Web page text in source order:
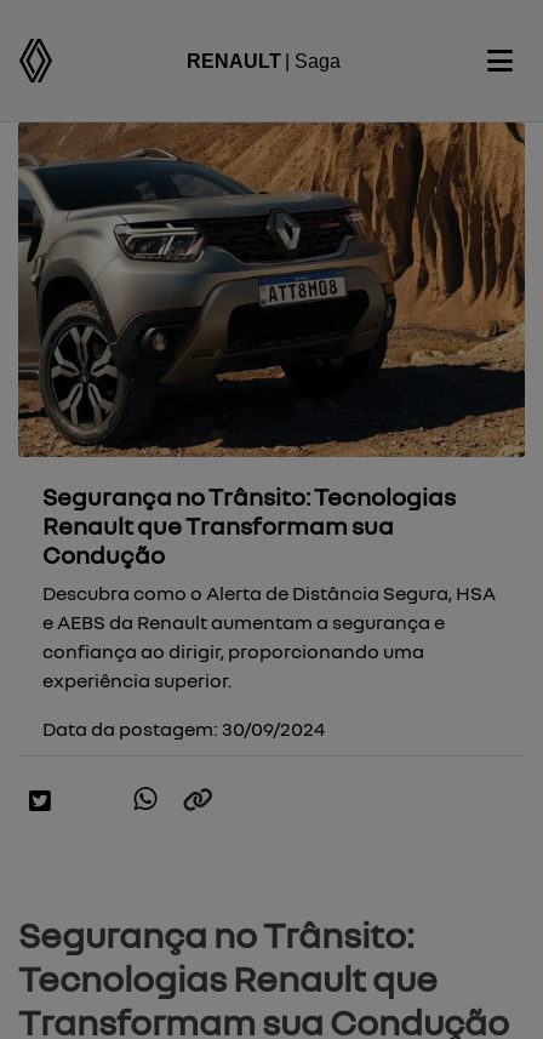
RENAULT | Saga
Segurança no Trânsito: Tecnologias
Renault que Transformam sua
Condução
Descubra como o Alerta de Distância Segura, HSA
e AEBS da Renault aumentam a segurança e
confiança ao dirigir, proporcionando uma
experiência superior.
Data da postagem: 30/09/2024
Segurança no Trânsito:
Tecnologias Renault que
Transformam sua Condução